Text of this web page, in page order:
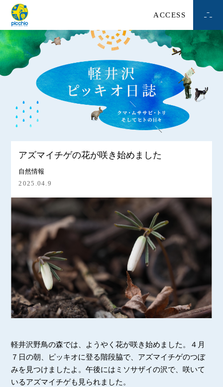
ACCESS
アズマイチゲの花が咲き始めました
自然情報
2025.04.9
軽井沢野鳥の森では、ようやく花が咲き始めました。４月
７日の朝、ピッキオに登る階段脇で、アズマイチゲのつぼ
みを見つけましたよ。午後にはミソサザイの沢で、咲いて
いるアズマイチゲも見られました。